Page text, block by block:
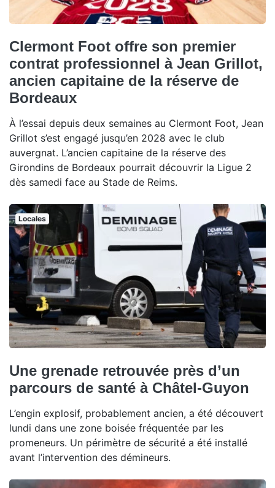
Clermont Foot offre son premier
contrat professionnel à Jean Grillot,
ancien capitaine de la réserve de
Bordeaux
À l’essai depuis deux semaines au Clermont Foot, Jean
Grillot s’est engagé jusqu’en 2028 avec le club
auvergnat. L’ancien capitaine de la réserve des
Girondins de Bordeaux pourrait découvrir la Ligue 2
dès samedi face au Stade de Reims.
Locales
Une grenade retrouvée près d’un
parcours de santé à Châtel-Guyon
L’engin explosif, probablement ancien, a été découvert
lundi dans une zone boisée fréquentée par les
promeneurs. Un périmètre de sécurité a été installé
avant l’intervention des démineurs.